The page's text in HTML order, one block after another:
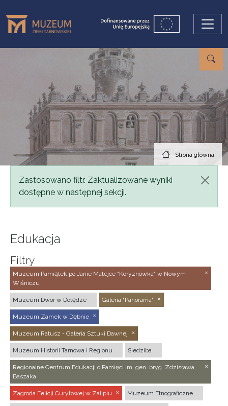
Strona główna
Komunikat
Zastosowano filtr. Zaktualizowane wyniki
dostępne w następnej sekcji.
Edukacja
Filtry
Muzeum Pamiątek po Janie Matejce "Koryznówka" w Nowym
Wiśniczu
Muzeum Dwór w Dołędze Galeria "Panorama"
Muzeum Zamek w Dębnie
Muzeum Ratusz - Galeria Sztuki Dawnej
Muzeum Historii Tarnowa i Regionu Siedziba
Regionalne Centrum Edukacji o Pamięci im. gen. bryg. Zdzisława
Baszaka
Zagroda Felicji Curyłowej w Zalipiu Muzeum Etnograficzne